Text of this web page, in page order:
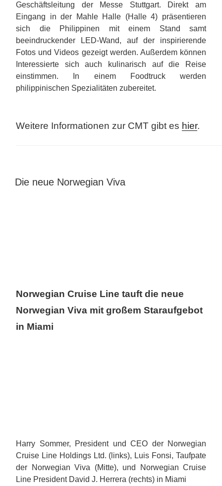
Geschäftsleitung der Messe Stuttgart. Direkt am
Eingang in der Mahle Halle (Halle 4) präsentieren
sich die Philippinen mit einem Stand samt
beeindruckender LED-Wand, auf der inspirierende
Fotos und Videos gezeigt werden. Außerdem können
Interessierte sich auch kulinarisch auf die Reise
einstimmen. In einem Foodtruck werden
philippinischen Spezialitäten zubereitet.
Weitere Informationen zur CMT gibt es hier.
VERÖFFENTLICHT
Die neue Norwegian Viva
Norwegian Cruise Line tauft die neue
Norwegian Viva mit großem Staraufgebot
in Miami
Harry Sommer, President und CEO der Norwegian
Cruise Line Holdings Ltd. (links), Luis Fonsi, Taufpate
der Norwegian Viva (Mitte), und Norwegian Cruise
Line President David J. Herrera (rechts) in Miami